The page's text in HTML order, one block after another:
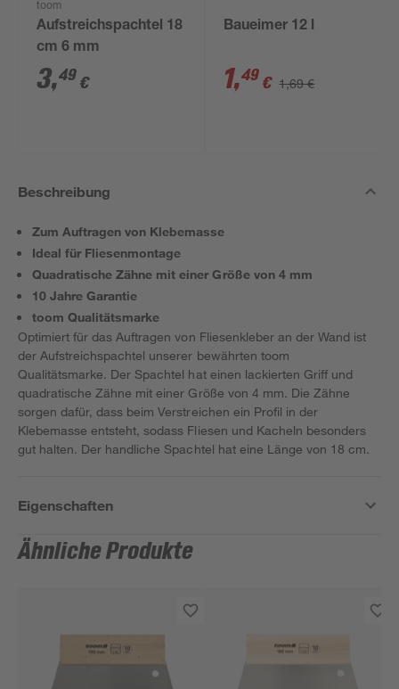
toom
Aufstreichspachtel 18
cm 6 mm
3,49 €
Baueimer 12 l
1,49 € 1,69 €
Beschreibung
Zum Auftragen von Klebemasse
Ideal für Fliesenmontage
Quadratische Zähne mit einer Größe von 4 mm
10 Jahre Garantie
toom Qualitätsmarke
Optimiert für das Auftragen von Fliesenkleber an der Wand ist
der Aufstreichspachtel unserer bewährten toom
Qualitätsmarke. Der Spachtel hat einen lackierten Griff und
quadratische Zähne mit einer Größe von 4 mm. Die Zähne
sorgen dafür, dass beim Verstreichen ein Profil in der
Klebemasse entsteht, sodass Fliesen und Kacheln besonders
gut halten. Der handliche Spachtel hat eine Länge von 18 cm.
Eigenschaften
Ähnliche Produkte